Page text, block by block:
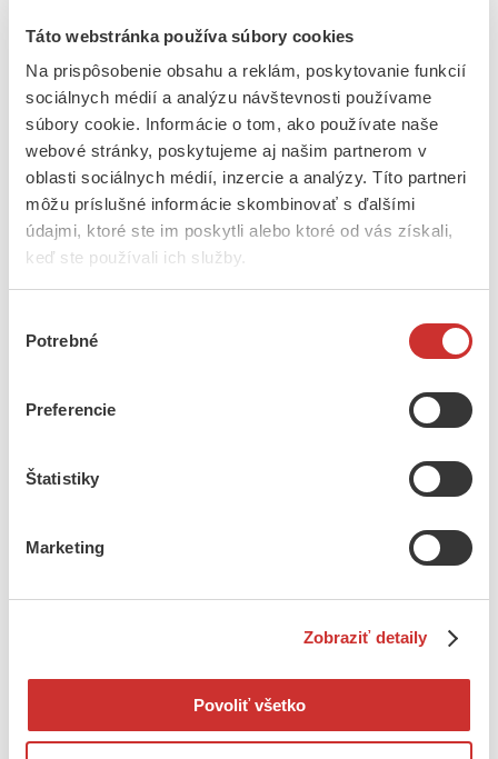
Táto webstránka používa súbory cookies
Na prispôsobenie obsahu a reklám, poskytovanie funkcií
sociálnych médií a analýzu návštevnosti používame
súbory cookie. Informácie o tom, ako používate naše
webové stránky, poskytujeme aj našim partnerom v
oblasti sociálnych médií, inzercie a analýzy. Títo partneri
môžu príslušné informácie skombinovať s ďalšími
údajmi, ktoré ste im poskytli alebo ktoré od vás získali,
keď ste používali ich služby.
súhlasu
Potrebné
Preferencie
Štatistiky
Marketing
Zobraziť detaily
Povoliť všetko
Kabáty, širice
Kožuchy
Vesty
Nohavice
Čižmy a krpce
Móda
Vyšívané tričká, blúzky, a rifle
Vyšívané tašky
Vesty, kožuchy
Ornáty, liturgické odevy a doplnky
Ručne vyšívané ornáty a štóly
Ornáty so zlatými a striebornými brokátovými pásmi
Oltárne plachty
Mitry
Krstové košieľky
Antipendá, zástavy, baldachýny